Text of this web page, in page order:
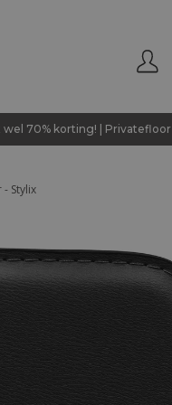
wel 70% korting! | Privatefloor
Stylix